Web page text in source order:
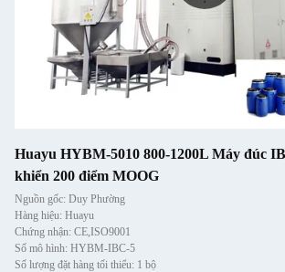
Huayu HYBM-5010 800-1200L Máy đúc
khiển 200 điểm MOOG
Nguồn gốc: Duy Phường
Hàng hiệu: Huayu
Chứng nhận: CE,ISO9001
Số mô hình: HYBM-IBC-5
Số lượng đặt hàng tối thiểu: 1 bộ